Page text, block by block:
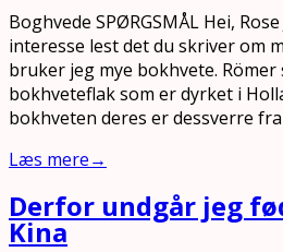
Boghvede SPØRGSMÅL Hei,
interesse lest det du skriver om
bruker jeg mye bokhvete.
bokhveteflak som er dyrket i
bokhveten deres er dessverre
Læs mere→
Derfor undgår jeg
Kina